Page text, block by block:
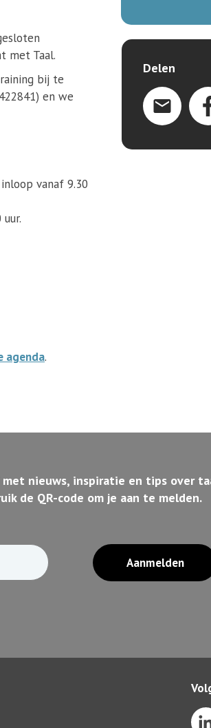
met Taal.
bij te
en we
vanaf 9.30
agenda.
Delen
nieuws, inspiratie en tips over
de QR-code om je aan te melden.
Aanmelden